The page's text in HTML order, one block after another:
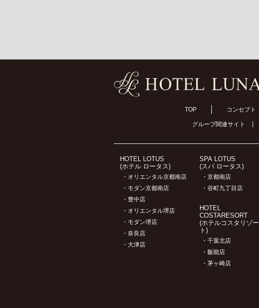
TOP コンセプト
グループ関連サイト
HOTEL LOTUS
(ホテル ロータス)
・オリエンタル京都南店
・モダン京都南店
・豊中店
・オリエンタル堺店
・モダン堺店
・奈良店
・大津店
SPA LOTUS
(スパ ロータス)
・京都南店
・谷町九丁目店
HOTEL
COSTARESORT
(ホテルコスタリゾー
ト)
・千葉北店
・飯能店
・茅ヶ崎店